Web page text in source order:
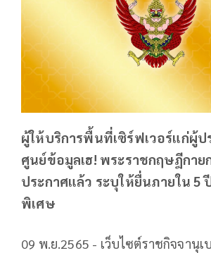
ผู้ให้บริการพื้นที่เซิร์ฟเวอร์แก่ผู้ป
ศูนย์ข้อมูลเฮ! พระราชกฤษฎีกาย
ประกาศแล้ว ระบุให้ยื่นภายใน 5
พิเศษ
09 พ.ย.2565 - เว็บไซต์ราชกิจจานุเ